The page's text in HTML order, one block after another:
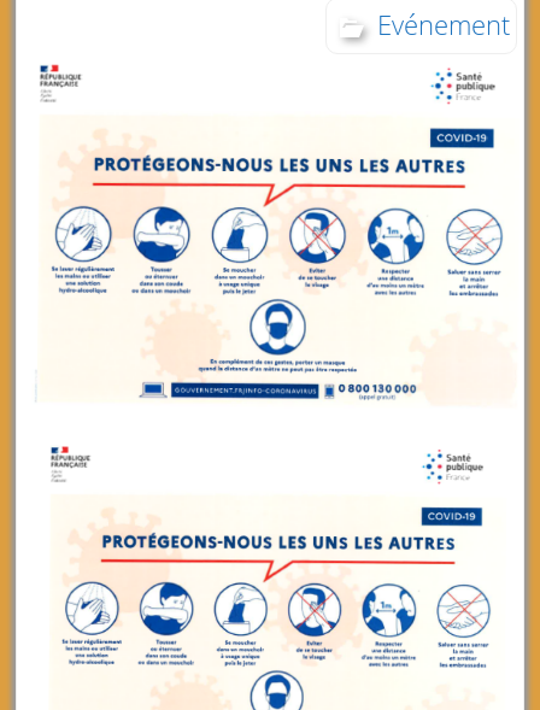
Evénement